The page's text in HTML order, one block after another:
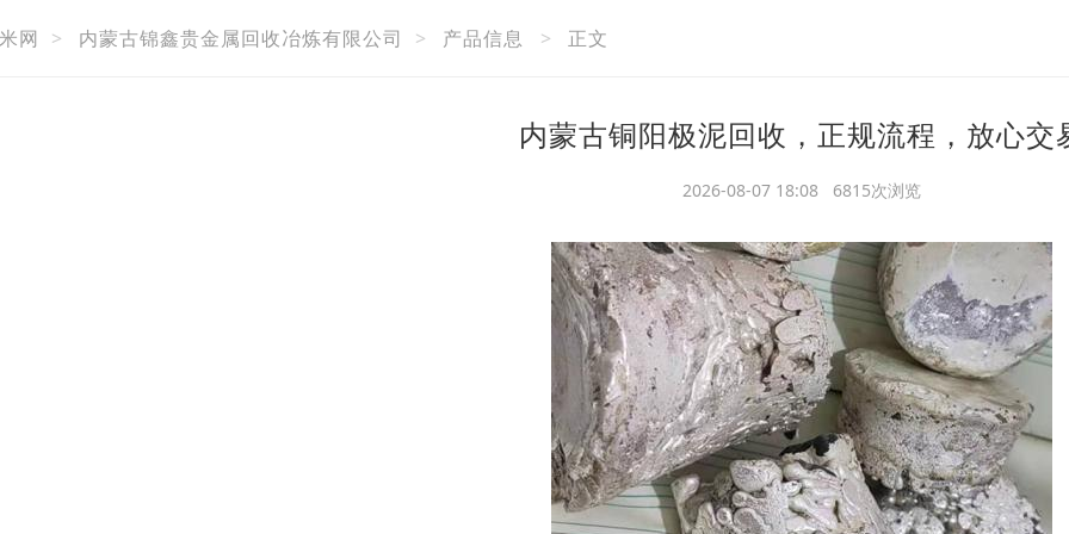
网 > 内蒙古锦鑫贵金属回收冶炼有限公司 > 产品信息 > 正文
内蒙古铜阳极泥回收，正规流程，放心交
2026-08-07 18:08 6815次浏览